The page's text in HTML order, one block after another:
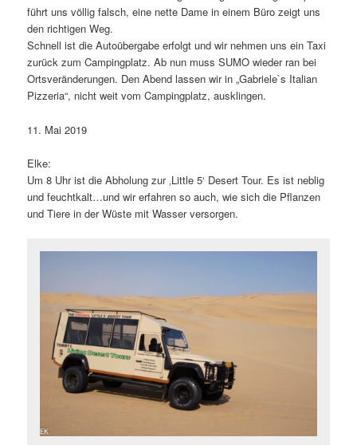
führt uns völlig falsch, eine nette Dame in einem Büro zeigt uns
den richtigen Weg.
Schnell ist die Autoübergabe erfolgt und wir nehmen uns ein Taxi
zurück zum Campingplatz. Ab nun muss SUMO wieder ran bei
Ortsveränderungen. Den Abend lassen wir in „Gabriele`s Italian
Pizzeria“, nicht weit vom Campingplatz, ausklingen.
11. Mai 2019
Elke:
Um 8 Uhr ist die Abholung zur ‚Little 5‘ Desert Tour. Es ist neblig
und feuchtkalt…und wir erfahren so auch, wie sich die Pflanzen
und Tiere in der Wüste mit Wasser versorgen.